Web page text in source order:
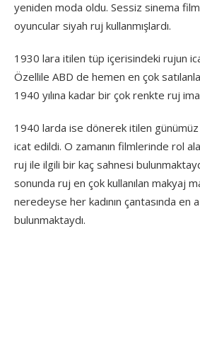
yeniden moda oldu. Sessiz sinema
oyuncular siyah ruj kullanmışlardı.
1930 lara itilen tüp içerisindeki rujun
Özellile ABD de hemen en çok
1940 yılına kadar bir çok renkte ruj
1940 larda ise dönerek itilen günümüz
icat edildi. O zamanın filmlerinde rol
ruj ile ilgili bir kaç sahnesi
sonunda ruj en çok kullanılan makyaj
neredeyse her kadının çantasında en
bulunmaktaydı.